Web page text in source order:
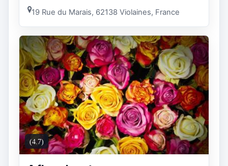
19 Rue du Marais, 62138 Violaines, France
(4.7)